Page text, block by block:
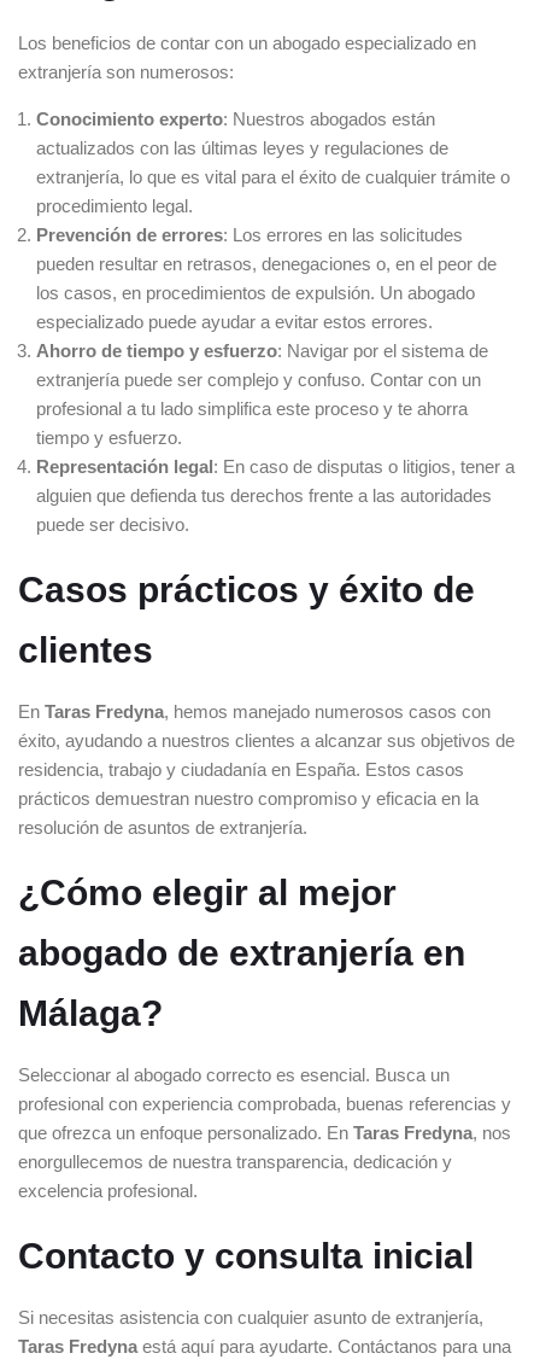
Los beneficios de contar con un abogado especializado en
extranjería son numerosos:
Conocimiento experto: Nuestros abogados están
actualizados con las últimas leyes y regulaciones de
extranjería, lo que es vital para el éxito de cualquier trámite o
procedimiento legal.
Prevención de errores: Los errores en las solicitudes
pueden resultar en retrasos, denegaciones o, en el peor de
los casos, en procedimientos de expulsión. Un abogado
especializado puede ayudar a evitar estos errores.
Ahorro de tiempo y esfuerzo: Navigar por el sistema de
extranjería puede ser complejo y confuso. Contar con un
profesional a tu lado simplifica este proceso y te ahorra
tiempo y esfuerzo.
Representación legal: En caso de disputas o litigios, tener a
alguien que defienda tus derechos frente a las autoridades
puede ser decisivo.
Casos prácticos y éxito de
clientes
En Taras Fredyna, hemos manejado numerosos casos con
éxito, ayudando a nuestros clientes a alcanzar sus objetivos de
residencia, trabajo y ciudadanía en España. Estos casos
prácticos demuestran nuestro compromiso y eficacia en la
resolución de asuntos de extranjería.
¿Cómo elegir al mejor
abogado de extranjería en
Málaga?
Seleccionar al abogado correcto es esencial. Busca un
profesional con experiencia comprobada, buenas referencias y
que ofrezca un enfoque personalizado. En Taras Fredyna, nos
enorgullecemos de nuestra transparencia, dedicación y
excelencia profesional.
Contacto y consulta inicial
Si necesitas asistencia con cualquier asunto de extranjería,
Taras Fredyna está aquí para ayudarte. Contáctanos para una